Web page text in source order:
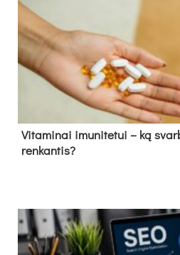
Vitaminai imunitetui – ką
renkantis?